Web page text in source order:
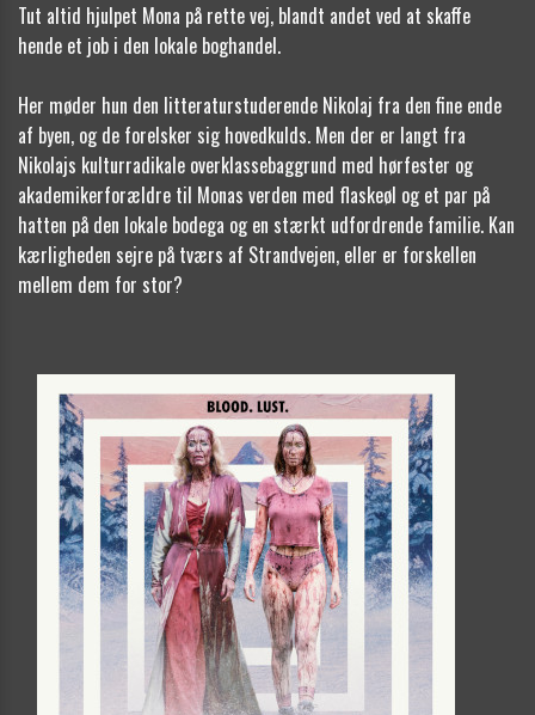
Tut altid hjulpet Mona på rette vej, blandt andet ved at skaffe
hende et job i den lokale boghandel.
Her møder hun den litteraturstuderende Nikolaj fra den fine ende
af byen, og de forelsker sig hovedkulds. Men der er langt fra
Nikolajs kulturradikale overklassebaggrund med hørfester og
akademikerforældre til Monas verden med flaskeøl og et par på
hatten på den lokale bodega og en stærkt udfordrende familie. Kan
kærligheden sejre på tværs af Strandvejen, eller er forskellen
mellem dem for stor?